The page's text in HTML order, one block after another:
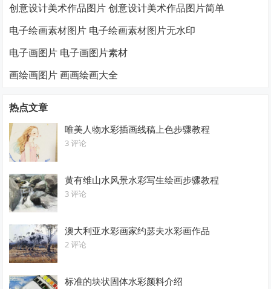
创意设计美术作品图片 创意设计美术作品图片简单
电子绘画素材图片 电子绘画素材图片无水印
电子画图片 电子画图片素材
画绘画图片 画画绘画大全
热点文章
唯美人物水彩插画线稿上色步骤教程
3 评论
黄有维山水风景水彩写生绘画步骤教程
3 评论
澳大利亚水彩画家约瑟夫水彩画作品
2 评论
标准的块状固体水彩颜料介绍